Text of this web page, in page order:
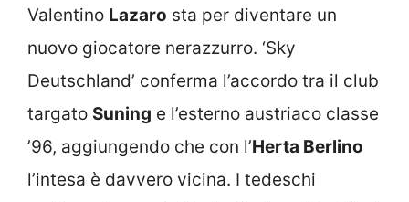
Valentino Lazaro sta per diventare un
nuovo giocatore nerazzurro. ‘Sky
Deutschland’ conferma l’accordo tra il club
targato Suning e l’esterno austriaco classe
’96, aggiungendo che con l’Herta Berlino
l’intesa è davvero vicina. I tedeschi